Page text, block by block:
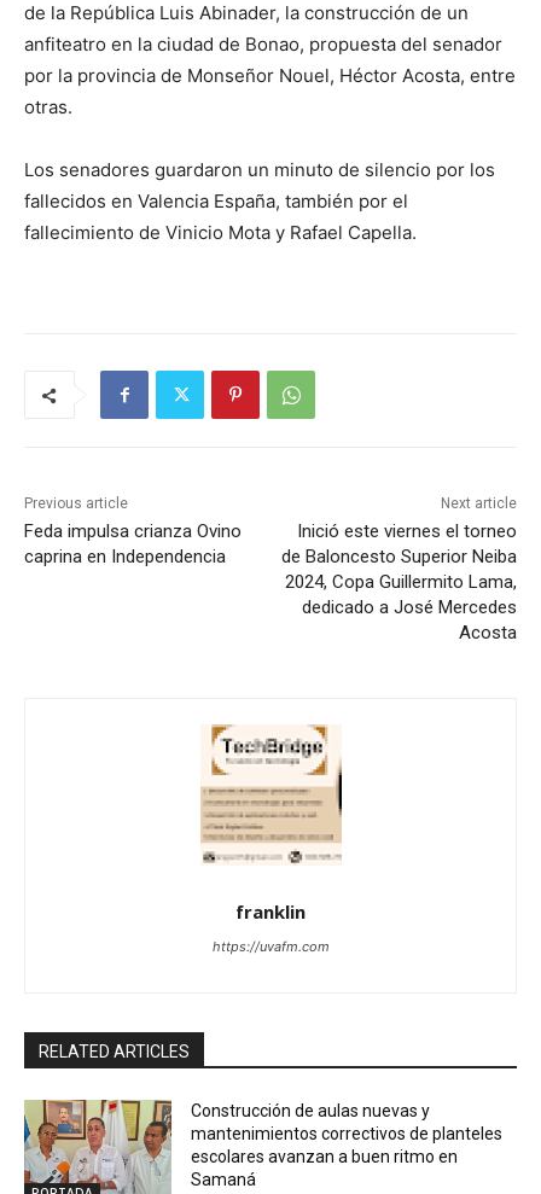
de la República Luis Abinader, la construcción de un
anfiteatro en la ciudad de Bonao, propuesta del senador
por la provincia de Monseñor Nouel, Héctor Acosta, entre
otras.
Los senadores guardaron un minuto de silencio por los
fallecidos en Valencia España, también por el
fallecimiento de Vinicio Mota y Rafael Capella.
Previous article
Feda impulsa crianza Ovino
caprina en Independencia
Next article
Inició este viernes el torneo
de Baloncesto Superior Neiba
2024, Copa Guillermito Lama,
dedicado a José Mercedes
Acosta
franklin
https://uvafm.com
RELATED ARTICLES
Construcción de aulas nuevas y
mantenimientos correctivos de planteles
escolares avanzan a buen ritmo en
Samaná